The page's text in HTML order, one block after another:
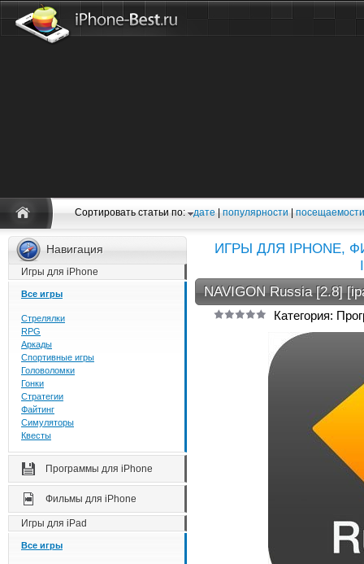
Сортировать статьи по: дате популярности посещаемости
Навигация
Игры для iPhone
Все игры
Стрелялки
RPG
Аркады
Спортивные игры
Головоломки
Гонки
Стратегии
Файтинг
Симуляторы
Квесты
Программы для iPhone
Фильмы для iPhone
Игры для iPad
Все игры
ИГРЫ ДЛЯ IPHONE,
NAVIGON Russia [2.8]
Категория: